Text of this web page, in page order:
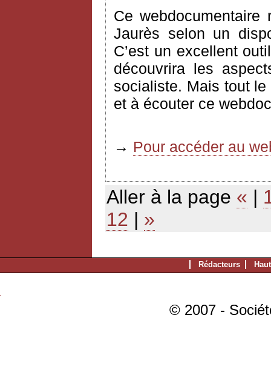
Ce
Jaurès selon un
C’est un excellent
découvrira les
socialiste. Mais tout
et à écouter ce
→ Pour accéder au
Aller à la page « |
12 | »
Rédacteurs
© 2007 -